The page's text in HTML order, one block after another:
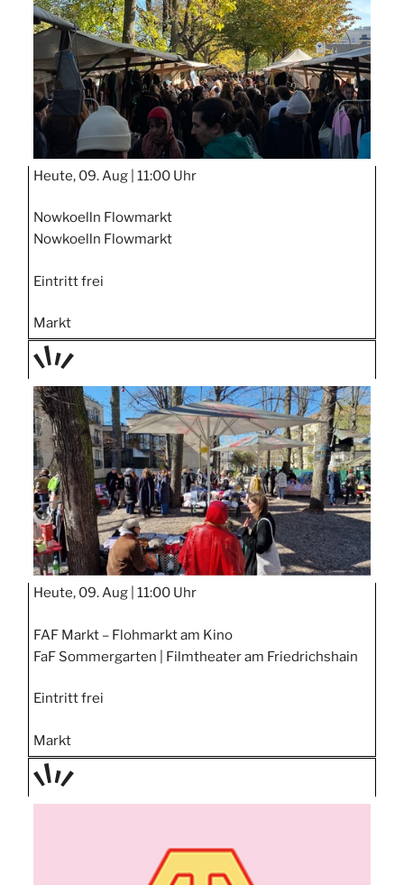
Heute, 09. Aug | 11:00 Uhr
Nowkoelln Flowmarkt
Nowkoelln Flowmarkt
Eintritt frei
Markt
TAGE
STIPP
Heute, 09. Aug | 11:00 Uhr
FAF Markt – Flohmarkt am Kino
FaF Sommergarten | Filmtheater am Friedrichshain
Eintritt frei
Markt
TAGE